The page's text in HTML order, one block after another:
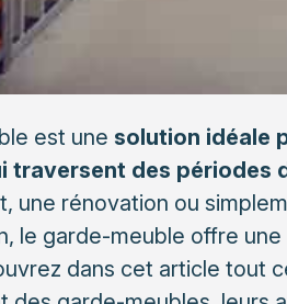
est une solution idéale
traversent des périodes
une rénovation ou
le garde-meuble offre une
dans cet article tout